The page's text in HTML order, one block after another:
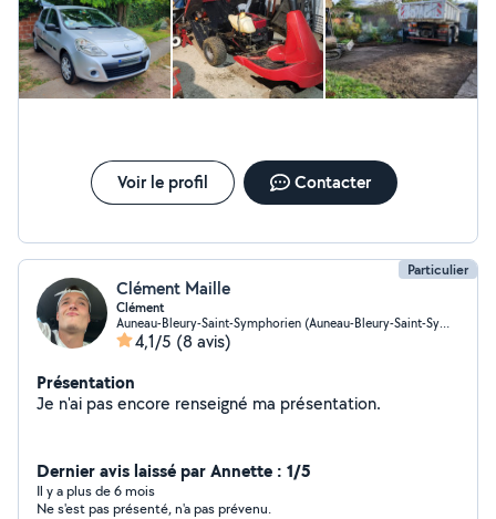
Voir le profil Contacter
Particulier
Clément Maille
Clément
Auneau-Bleury-Saint-Symphorien (Auneau-Bleury-Saint-Symphorien)
4,1/5 (8 avis)
Présentation
Je n'ai pas encore renseigné ma présentation.
Dernier avis laissé par Annette : 1/5
Il y a plus de 6 mois
Ne s'est pas présenté, n'a pas prévenu.